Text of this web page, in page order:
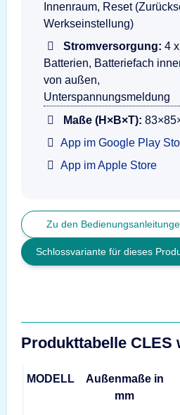
Innenraum, Reset
Werkseinstellung)
Stromversorgung: 4
Batterien, Batteriefach
von außen,
Unterspannungsmeldung
Maße (H×B×T):
App im Google Play
App im Apple Store
Zu den
Schlossvariante für dieses
Produkttabelle CLES
MODELL
Außenmaße in
mm